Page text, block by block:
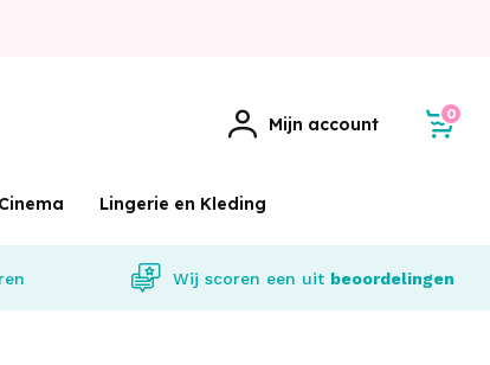
Mijn account 0
Cinema Lingerie en Kleding
Wij scoren een uit beoordelingen